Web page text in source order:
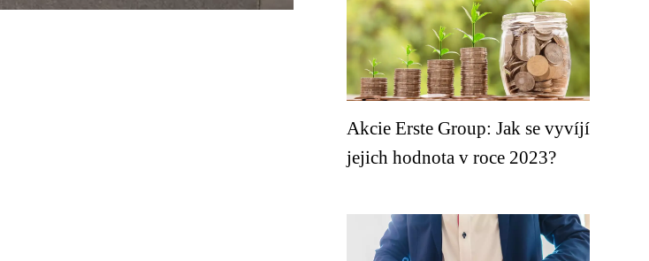
Akcie Erste Group: Jak se vyvíjí
jejich hodnota v roce 2023?